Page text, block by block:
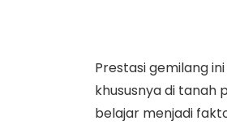
Prestasi gemilang
khususnya di tanah
belajar menjadi